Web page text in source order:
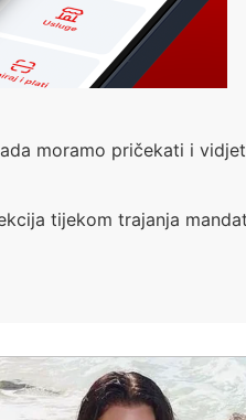
moramo pričekati i
tijekom trajanja